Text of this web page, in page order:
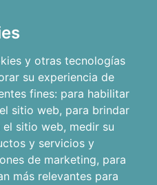
y otras tecnologías
su experiencia de
fines: para habilitar
sitio web, para brindar
el sitio web, medir su
y servicios y
de marketing, para
más relevantes para